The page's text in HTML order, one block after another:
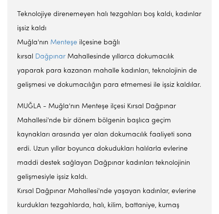
Teknolojiye direnemeyen halı tezgahları boş kaldı, kadınlar
işsiz kaldı
Muğla'nın Menteşe ilçesine bağlı
kırsal Dağpınar Mahallesinde yıllarca dokumacılık
yaparak para kazanan mahalle kadınları, teknolojinin de
gelişmesi ve dokumacılığın para etmemesi ile işsiz kaldılar.
MUĞLA - Muğla'nın Menteşe ilçesi Kırsal Dağpınar
Mahallesi'nde bir dönem bölgenin başlıca geçim
kaynakları arasında yer alan dokumacılık faaliyeti sona
erdi. Uzun yıllar boyunca dokudukları halılarla evlerine
maddi destek sağlayan Dağpınar kadınları teknolojinin
gelişmesiyle işsiz kaldı.
Kırsal Dağpınar Mahallesi'nde yaşayan kadınlar, evlerine
kurdukları tezgahlarda, halı, kilim, battaniye, kumaş